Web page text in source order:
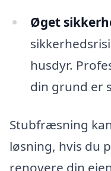
Øget
husdyr.
din grund er
Stubfræsning
løsning, hvis du
renovere din